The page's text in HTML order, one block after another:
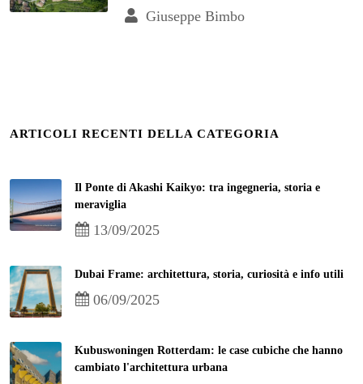
Giuseppe Bimbo
ARTICOLI RECENTI DELLA CATEGORIA
Il Ponte di Akashi Kaikyo: tra ingegneria, storia e
meraviglia
13/09/2025
Dubai Frame: architettura, storia, curiosità e info utili
06/09/2025
Kubuswoningen Rotterdam: le case cubiche che hanno
cambiato l'architettura urbana